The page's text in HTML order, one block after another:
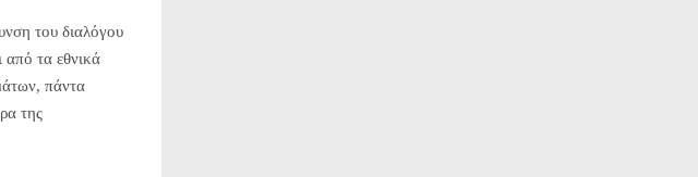
του διαλόγου
από τα εθνικά
πάντα
της